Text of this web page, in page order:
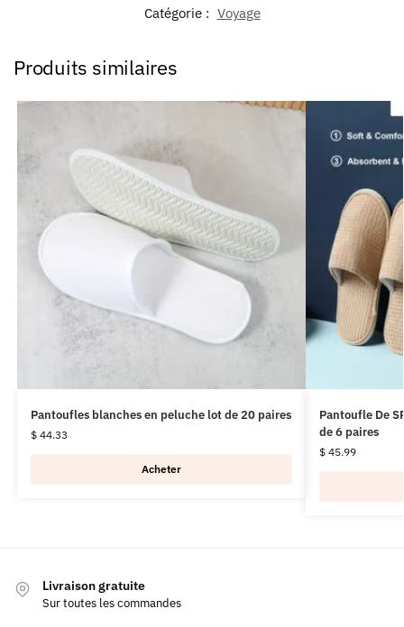
Catégorie : Voyage
Produits similaires
Pantoufles blanches en peluche lot de 20 paires
$44.33
Acheter
Pantoufle De
de 6 paires
$45.99
Livraison gratuite
Sur toutes les commandes